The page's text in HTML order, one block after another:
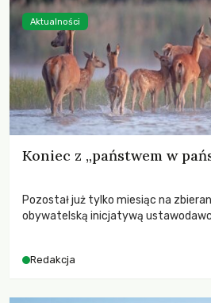
Koniec z „państwem w
Pozostał już tylko miesiąc na
obywatelską inicjatywą
niezwykle korzystne rozwiązania dla
funkcjonowania łowiectwa w Polsce.
Redakcja
Aktualności